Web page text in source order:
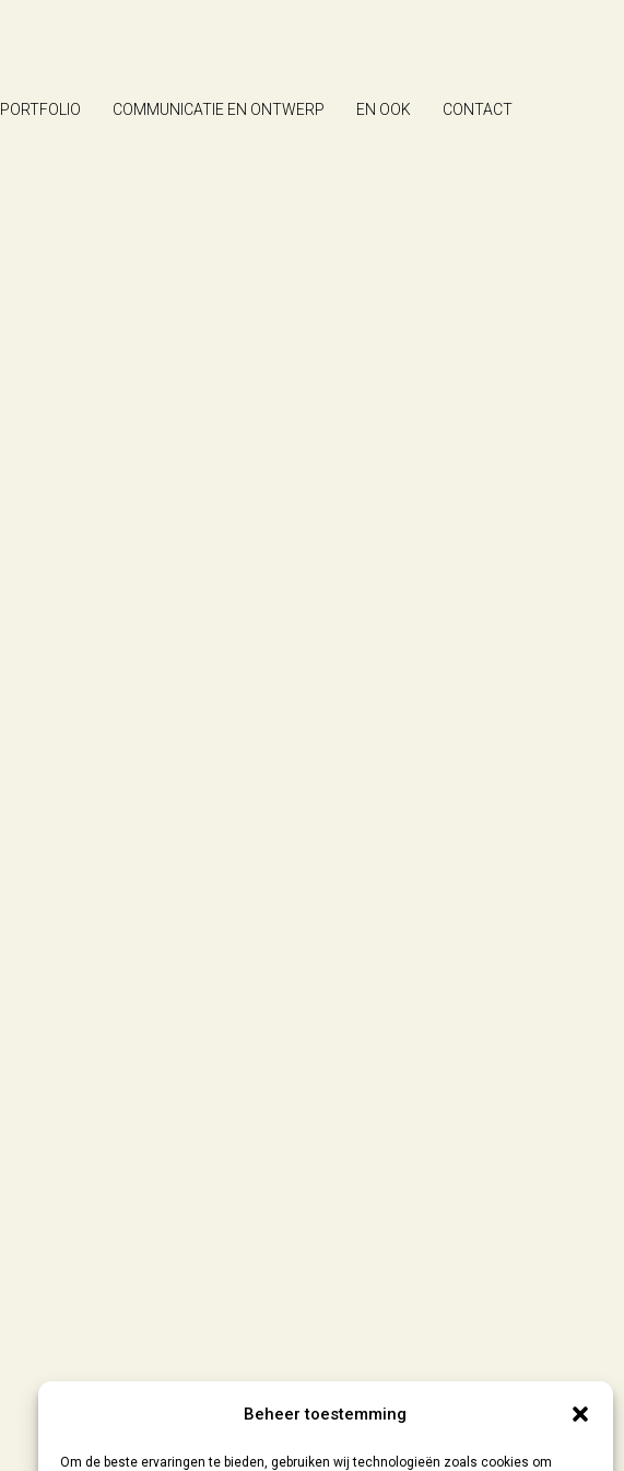
Beheer toestemming
Om de beste ervaringen te bieden, gebruiken wij technologieën zoals cookies om
PORTFOLIO COMMUNICATIE EN ONTWERP EN OOK CONTACT